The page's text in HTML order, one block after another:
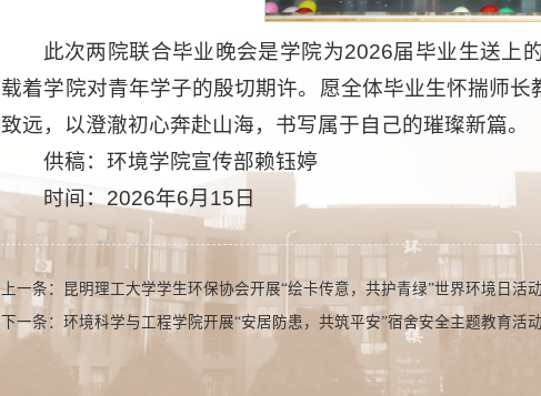
此次两院联合毕业晚会是学院为2026届毕业生送上
载着学院对青年学子的殷切期许。愿全体毕业生怀揣师
致远，以澄澈初心奔赴山海，书写属于自己的璀璨新篇。
供稿：环境学院宣传部赖钰婷
时间：2026年6月15日
上一条：
昆明理工大学学生环保协会开展“绘卡传意，共护青绿”世界环境日活动
下一条：环境科学与工程学院开展“安居防患，共筑平安”宿舍安全主题教育活动